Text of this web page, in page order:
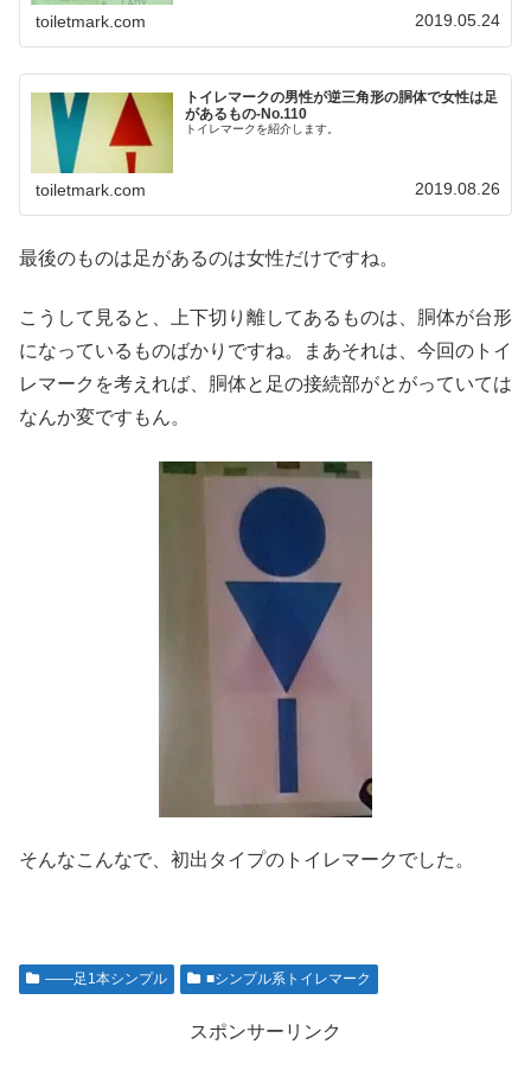
toiletmark.com 2019.05.24
トイレマークの男性が逆三角形の胴体で女性は足
があるもの-No.110
トイレマークを紹介します。
toiletmark.com 2019.08.26
最後のものは足があるのは女性だけですね。
こうして見ると、上下切り離してあるものは、胴体が台形
になっているものばかりですね。まあそれは、今回のトイ
レマークを考えれば、胴体と足の接続部がとがっていては
なんか変ですもん。
そんなこんなで、初出タイプのトイレマークでした。
――足1本シンプル ■シンプル系トイレマーク
スポンサーリンク